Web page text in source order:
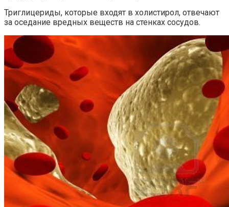
Триглицериды, которые входят в холистирол, отвечают
за оседание вредных веществ на стенках сосудов.